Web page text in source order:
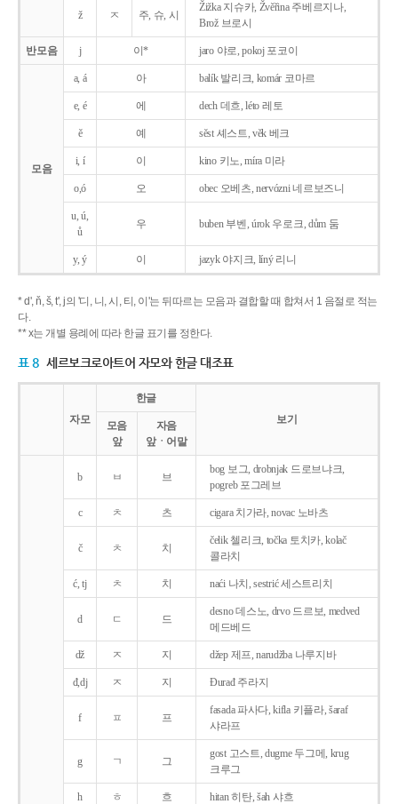
ž ㅈ 주, 슈, 시
Žižka 지슈카, Žvěřina 주베르지나,
Brož 브로시
반모음 j 이* jaro 야로, pokoj 포코이
모음
a, á 아 balík 발리크, komár 코마르
e, é 에 dech 데흐, léto 레토
ě 예 sěst 셰스트, věk 베크
i, í 이 kino 키노, míra 미라
o,ó 오 obec 오베츠, nervózni 네르보즈니
u, ú,
ů
우 buben 부벤, úrok 우로크, dům 둠
y, ý 이 jazyk야지크, líný 리니
* d', ň, š, t', j의 '디, 니, 시, 티, 이'는 뒤따르는 모음과 결합할 때 합쳐서 1 음절로 적는
다.
** x는 개별 용례에 따라 한글 표기를 정한다.
표 8 세르보크로아트어 자모와 한글 대조표
자모
한글
보기
모음
앞
자음
앞ㆍ어말
b ㅂ 브
bog 보그, drobnjak 드로브냐크,
pogreb 포그레브
c ㅊ 츠 cigara 치가라, novac 노바츠
č ㅊ 치
čelik 첼리크, točka 토치카, kolač
콜라치
ć, tj ㅊ 치 naći 나치, sestrić 세스트리치
d ㄷ 드
desno 데스노, drvo 드르보, medved
메드베드
dž ㅈ 지 džep 제프, narudžba 나루지바
đ,dj ㅈ 지 Ðurađ 주라지
f ㅍ 프
fasada 파사다, kifla 키플라, šaraf
샤라프
g ㄱ 그
gost 고스트, dugme 두그메, krug
크루그
h ㅎ 흐 hitan 히탄, šah 샤흐